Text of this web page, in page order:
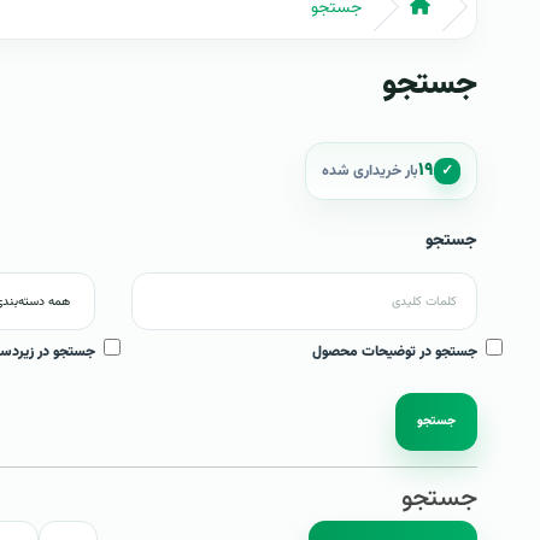
جستجو
جستجو
✓ ۱۹بار خریداری شده
جستجو
جستجو در توضیحات محصول جستجو در
جستجو
جستجو